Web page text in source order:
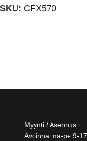
SKU: CPX570
Myynti / Asennus
Avoinna ma-pe 9-17